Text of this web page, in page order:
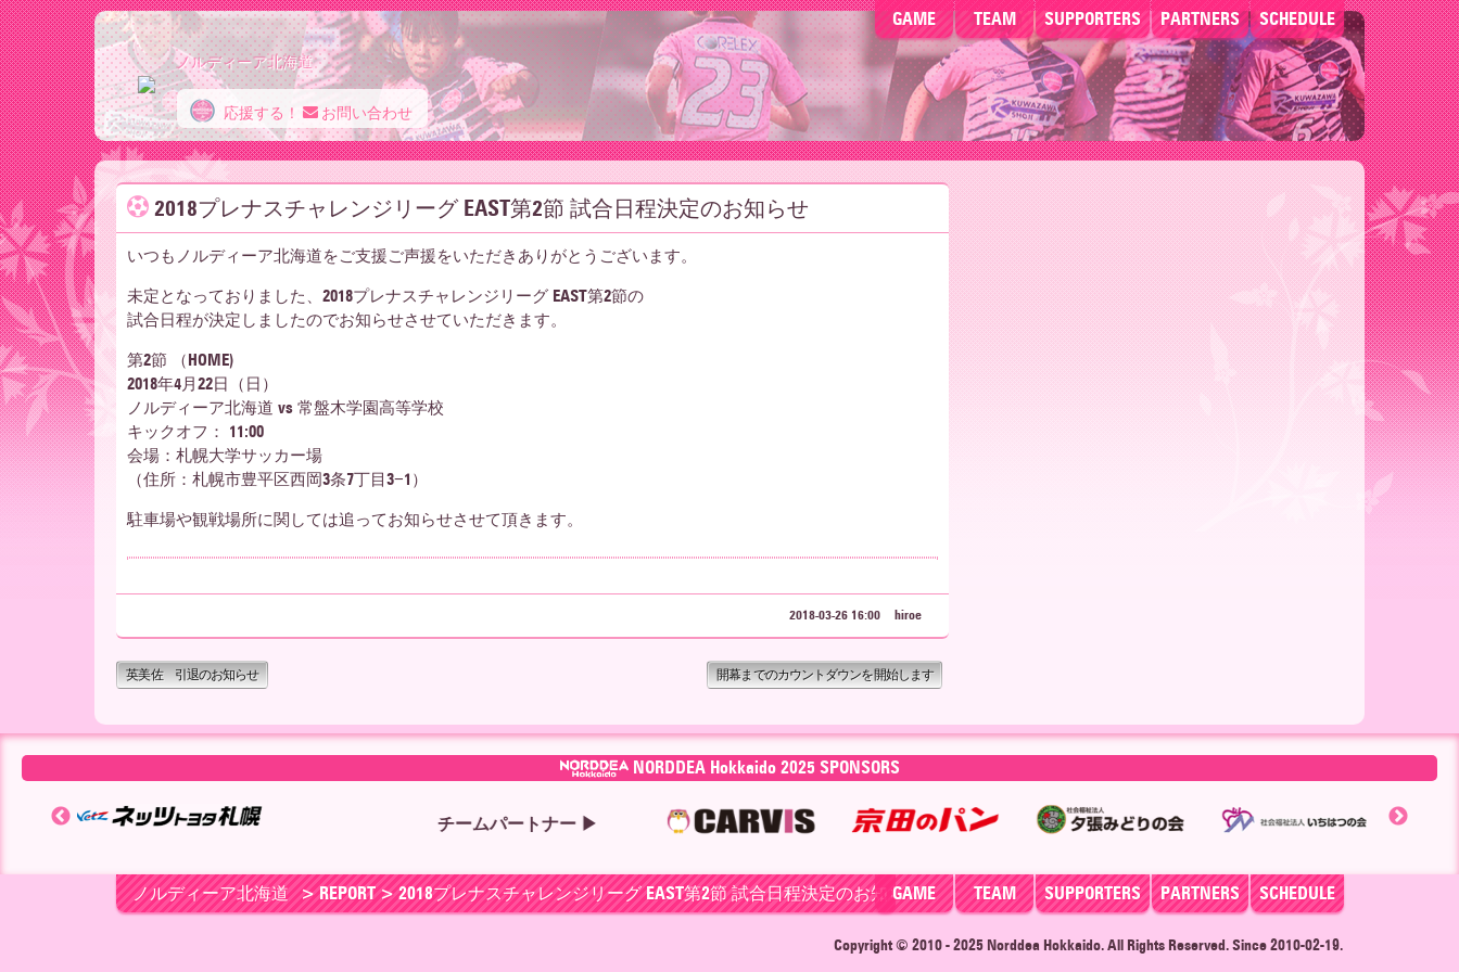
GAME TEAM SUPPORTERS PARTNERS SCHEDULE
ノ
ル
デ
ィ
ー
ア
北
海
道
ノルディーア北海道
応援する！ お問い合わせ
2018プレナスチャレンジリーグ EAST第2節 試合日程決定のお知らせ
いつもノルディーア北海道をご支援ご声援をいただきありがとうございます。
未定となっておりました、2018プレナスチャレンジリーグ EAST第2節の
試合日程が決定しましたのでお知らせさせていただきます。
第2節 （HOME)
2018年4月22日（日）
ノルディーア北海道 vs 常盤木学園高等学校
キックオフ： 11:00
会場：札幌大学サッカー場
（住所：札幌市豊平区西岡3条7丁目3−1）
駐車場や観戦場所に関しては追ってお知らせさせて頂きます。
2018-03-26 16:00 hiroe
英美佐 引退のお知らせ 開幕までのカウントダウンを開始します
NORDDEA Hokkaido 2025 SPONSORS
チームパートナー ▶
GAME TEAM SUPPORTERS PARTNERS SCHEDULE
ノルディーア北海道 > REPORT > 2018プレナスチャレンジリーグ EAST第2節 試合日程決定のお知らせ
Copyright © 2010 - 2025 Norddea Hokkaido. All Rights Reserved. Since 2010-02-19.